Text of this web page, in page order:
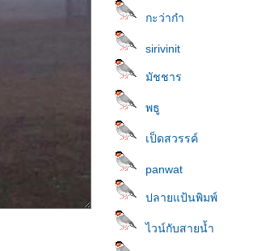
กะว่าก๋า
sirivinit
มัชชาร
พธู
เป็ดสวรรค์
panwat
ปลายแป้นพิมพ์
ไวน์กับสายน้ำ